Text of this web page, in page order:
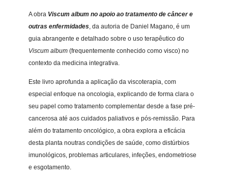
e
o
u
t
r
a
s
e
A obra Viscum album no apoio ao tratamento de câncer e
outras enfermidades, da autoria de Daniel Magano, é um
guia abrangente e detalhado sobre o uso terapêutico do
Viscum album (frequentemente conhecido como visco) no
contexto da medicina integrativa.
Este livro aprofunda a aplicação da viscoterapia, com
especial enfoque na oncologia, explicando de forma clara o
seu papel como tratamento complementar desde a fase pré-
cancerosa até aos cuidados paliativos e pós-remissão. Para
além do tratamento oncológico, a obra explora a eficácia
desta planta noutras condições de saúde, como distúrbios
imunológicos, problemas articulares, infeções, endometriose
e esgotamento.